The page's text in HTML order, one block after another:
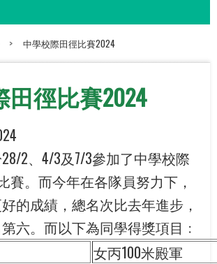
> 中學校際田徑比賽2024
徑比賽2024
2、4/3及7/3參加了中學校際
賽。而今年在各隊員努力下，
的成績，總名次比去年進步，
六。而以下為同學得獎項目﹕
女丙100米殿軍